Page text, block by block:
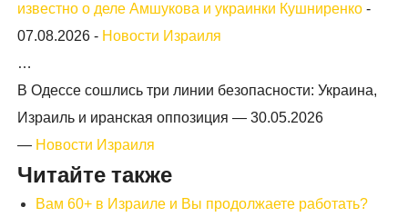
известно о деле Амшукова и украинки Кушниренко -
07.08.2026 - Новости Израиля
…
В Одессе сошлись три линии безопасности: Украина,
Израиль и иранская оппозиция —30.05.2026
— Новости Израиля
Читайте также
Вам 60+ в Израиле и Вы продолжаете работать?